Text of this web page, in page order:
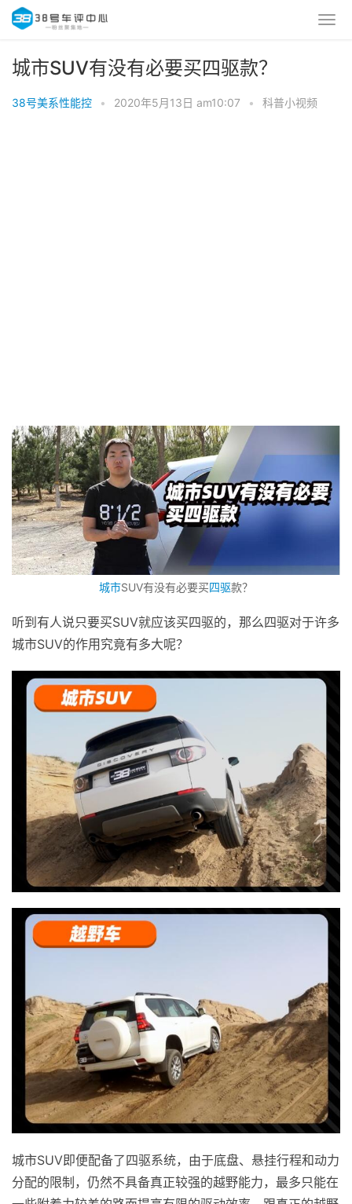
城市SUV有没有必要买四驱款？
38号美系性能控 • 2020年5月13日 am10:07 • 科普小视频
城市SUV有没有必要买四驱款？
听到有人说只要买SUV就应该买四驱的，那么四驱对于许多
城市SUV的作用究竟有多大呢？
城市SUV即便配备了四驱系统，由于底盘、悬挂行程和动力
分配的限制，仍然不具备真正较强的越野能力，最多只能在